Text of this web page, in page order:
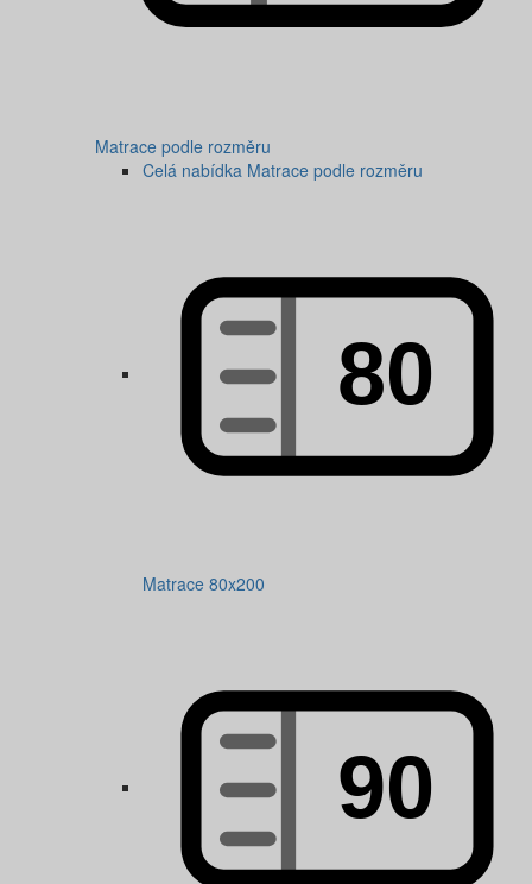
Matrace podle rozměru
Celá nabídka Matrace podle rozměru
Matrace 80x200